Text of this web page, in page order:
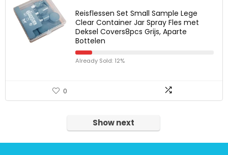
Reisflessen Set Small Sample Lege
Clear Container Jar Spray Fles met
Deksel Covers8pcs Grijs, Aparte
Bottelen
Already Sold: 12%
0
Show next